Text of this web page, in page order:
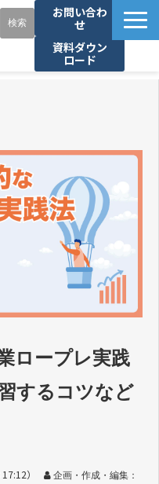
お問い合わ
せ
資料ダウン
ロード
理由
座
ド
ロープレ実践
するコツなど
）
企画・作成・編集：